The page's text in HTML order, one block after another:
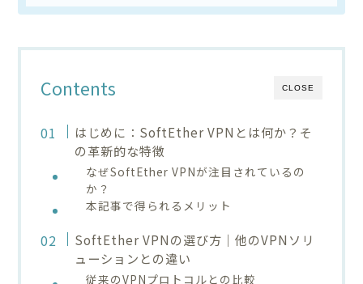
CLOSE
Contents
はじめに：SoftEther VPNとは何か？そ
の革新的な特徴
なぜSoftEther VPNが注目されているの
か？
本記事で得られるメリット
SoftEther VPNの選び方｜他のVPNソリ
ューションとの違い
従来のVPNプロトコルとの比較